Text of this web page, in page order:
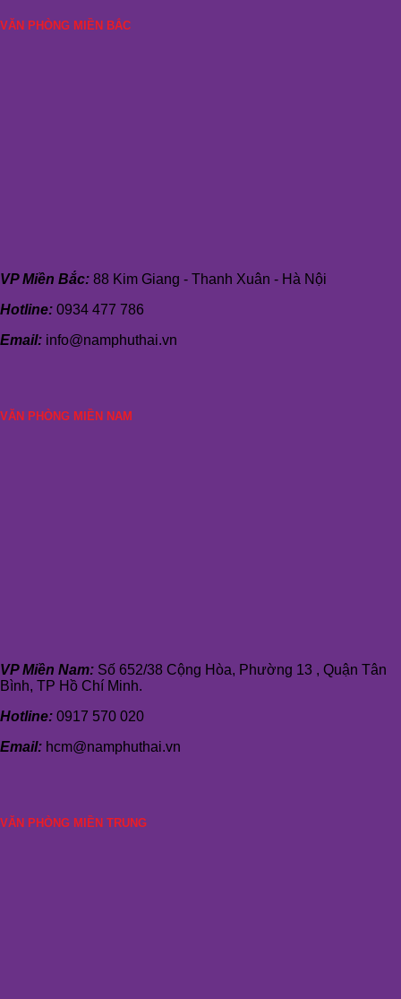
VĂN PHÒNG MIỀN BẮC
VP Miền Bắc: 88 Kim Giang - Thanh Xuân - Hà Nội
Hotline: 0934 477 786
Email: info@namphuthai.vn
VĂN PHÒNG MIỀN NAM
VP Miền Nam: Số 652/38 Cộng Hòa, Phường 13 , Quận Tân
Bình, TP Hồ Chí Minh.
Hotline: 0917 570 020
Email: hcm@namphuthai.vn
VĂN PHÒNG MIỀN TRUNG